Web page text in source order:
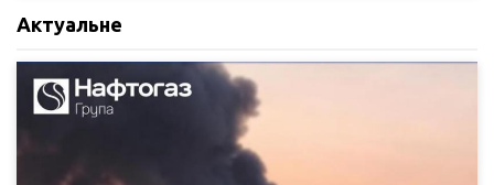
Актуальне